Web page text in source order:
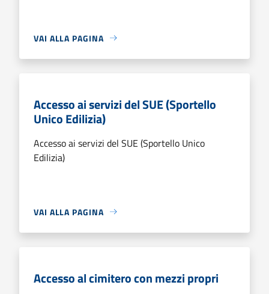
VAI ALLA PAGINA
Accesso ai servizi del SUE (Sportello
Unico Edilizia)
Accesso ai servizi del SUE (Sportello Unico
Edilizia)
VAI ALLA PAGINA
Accesso al cimitero con mezzi propri